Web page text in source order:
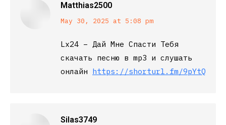
Matthias2500
says:
May 30, 2025 at 5:08 pm
Lx24 – Дай Мне Спасти Тебя
скачать песню в mp3 и слушать
онлайн https://shorturl.fm/9pYtQ
Silas3749